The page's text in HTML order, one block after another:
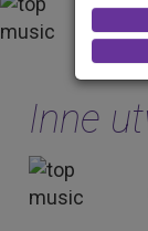
Inne